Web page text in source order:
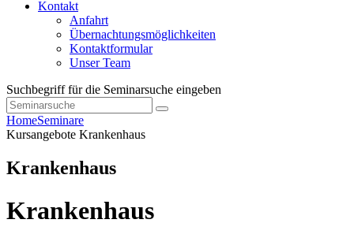
Kontakt
Anfahrt
Übernachtungsmöglichkeiten
Kontaktformular
Unser Team
Suchbegriff für die Seminarsuche eingeben
HomeSeminare
Kursangebote Krankenhaus
Krankenhaus
Krankenhaus